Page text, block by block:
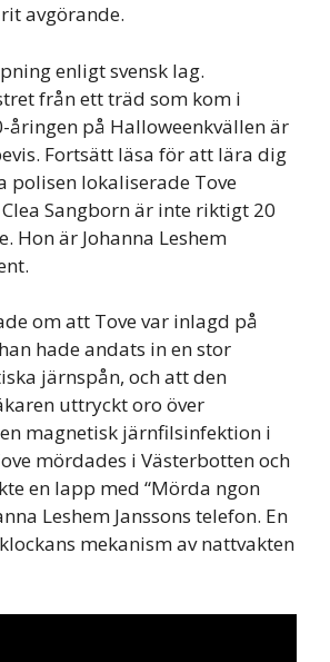
avgörande.
enligt svensk lag.
från ett träd som kom i
åringen på Halloweenkvällen är
Fortsätt läsa för att lära dig
polisen lokaliserade Tove
Sangborn är inte riktigt 20
Hon är Johanna Leshem
om att Tove var inlagd på
hade andats in en stor
järnspån, och att den
uttryckt oro över
magnetisk järnfilsinfektion i
mördades i Västerbotten och
en lapp med “Mörda ngon
Leshem Janssons telefon. En
mekanism av nattvakten